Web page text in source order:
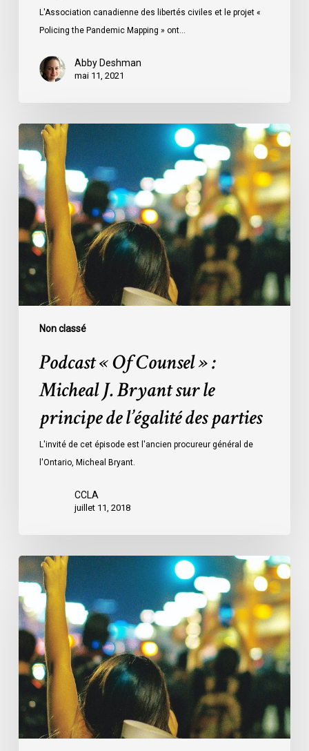
L'Association canadienne des libertés civiles et le projet «
Policing the Pandemic Mapping » ont…
Abby Deshman
mai 11, 2021
Non classé
Podcast
«
Of
Counsel
»
Micheal
Bryant
sur
principe
l’égalité
parties
Podcast « Of Counsel » :
Micheal J. Bryant sur le
principe de l’égalité des parties
L'invité de cet épisode est l'ancien procureur général de
l'Ontario, Micheal Bryant.
CCLA
juillet 11, 2018
L’ACLC
rend
hommage
au
professeur
Louis
Greenspan